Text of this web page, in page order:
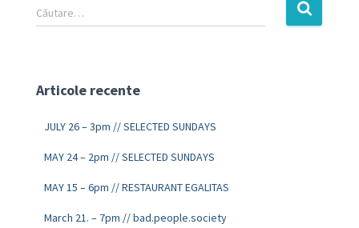
Căutare…
Articole recente
JULY 26 – 3pm // SELECTED SUNDAYS
MAY 24 – 2pm // SELECTED SUNDAYS
MAY 15 – 6pm // RESTAURANT EGALITAS
March 21. – 7pm // bad.people.society